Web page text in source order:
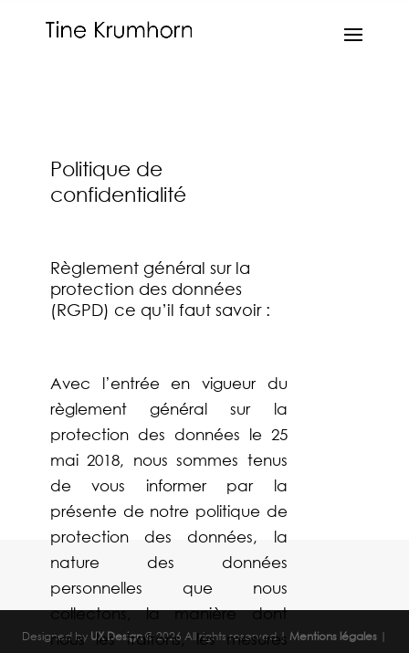
Politique de
confidentialité
Règlement général sur la
protection des données
(RGPD) ce qu’il faut savoir :
Avec l’entrée en vigueur du
règlement général sur la
protection des données le 25
mai 2018, nous sommes tenus
de vous informer par la
présente de notre politique de
protection des données, la
nature des données
personnelles que nous
collectons, la manière dont
nous les traitons, les mesures
Designed by UX Design© 2026 All rights reserved | Mentions légales |